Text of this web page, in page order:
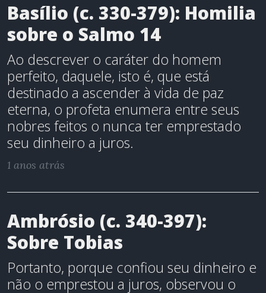
Basílio (c. 330-379): Homilia
sobre o Salmo 14
Ao descrever o caráter do homem
perfeito, daquele, isto é, que está
destinado a ascender à vida de paz
eterna, o profeta enumera entre seus
nobres feitos o nunca ter emprestado
seu dinheiro a juros.
1 anos atrás
Ambrósio (c. 340-397):
Sobre Tobias
Portanto, porque confiou seu dinheiro e
não o emprestou a juros, observou o